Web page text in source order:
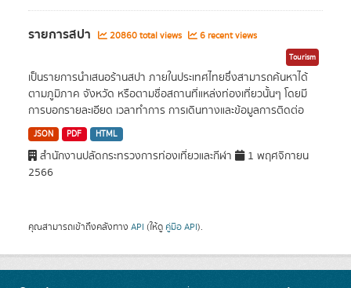
รายการสปา 20860 total views 6 recent views
Tourism
เป็นรายการนำเสนอร้านสปา ภายในประเทศไทยซึ่งสามารถค้นหาได้
ตามภูมิภาค จังหวัด หรือตามชื่อสถานที่แหล่งท่องเที่ยวนั้นๆ โดยมี
การบอกรายละเอียด เวลาทำการ การเดินทางและข้อมูลการติดต่อ
JSON PDF HTML
สำนักงานปลัดกระทรวงการท่องเที่ยวและกีฬา
1 พฤศจิกายน
2566
คุณสามารถเข้าถึงคลังทาง API (ให้ดู คู่มือ API).